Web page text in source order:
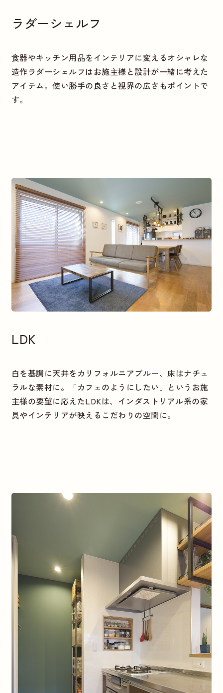
ラダーシェルフ
食器やキッチン用品をインテリアに変えるオシャレな
造作ラダーシェルフはお施主様と設計が一緒に考えた
アイテム。使い勝手の良さと視界の広さもポイントで
す。
LDK
白を基調に天井をカリフォルニアブルー、床はナチュ
ラルな素材に。「カフェのようにしたい」というお施
主様の要望に応えたLDKは、インダストリアル系の家
具やインテリアが映えるこだわりの空間に。